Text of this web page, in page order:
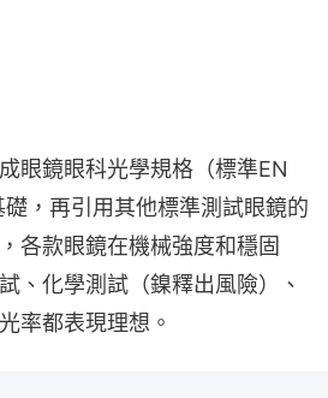
眼鏡眼科光學規格（標準EN
，再引用其他標準測試眼鏡的
各款眼鏡在機械強度和穩固
、化學測試（鎳釋出風險）、
率都表現理想。